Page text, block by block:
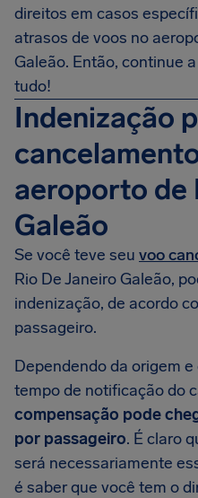
direitos em casos
atrasos de voos no
Galeão. Então, continue
tudo!
Indenização
aeroporto de
Galeão
Se você teve seu voo
Rio De Janeiro Galeão,
indenização, de acordo
passageiro.
Dependendo da origem
tempo de notificação do
compensação pode
por passageiro. É claro
será necessariamente
é saber que você tem o